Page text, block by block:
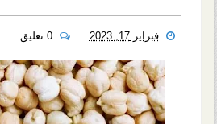
فبراير 17, 2023 0 تعليق